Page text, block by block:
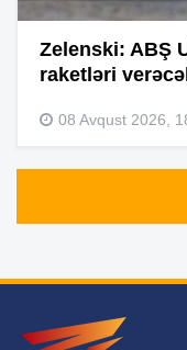
Zelenski: ABŞ
raketləri
08 Avqust 2026,